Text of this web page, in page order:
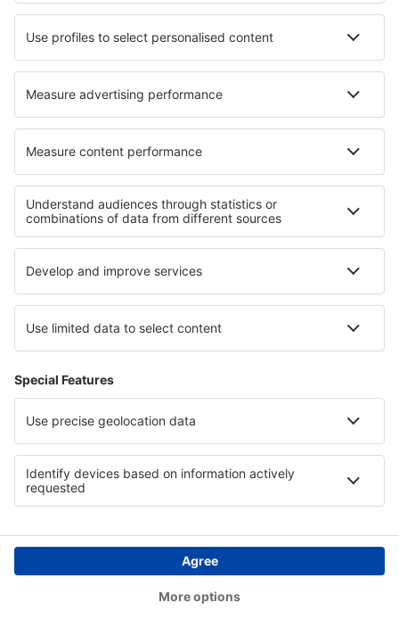
03:00 13:25 16h 25min detaily
cestujícího)
Rezervační podmínky
Cena za osobu tam a zpět:
18838 CZK
1 Prohlédněte si akce
Odlet
1 přestup
Návrat
24 lis (úte) BKK - PRG 1 přestup
03:00 06:20 detaily
Cena letenky s letištními poplatky (bez servisního poplatku:756CZKza
Rezervační podmínky